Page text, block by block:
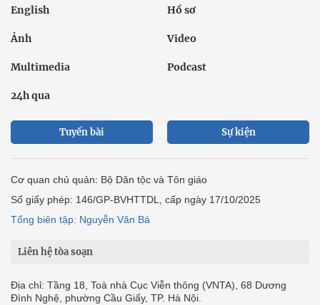
English Hồ sơ
Ảnh Video
Multimedia Podcast
24h qua
Tuyến bài Sự kiện
Cơ quan chủ quản: Bộ Dân tộc và Tôn giáo
Số giấy phép: 146/GP-BVHTTDL, cấp ngày 17/10/2025
Tổng biên tập: Nguyễn Văn Bá
Liên hệ tòa soạn
Địa chỉ: Tầng 18, Toà nhà Cục Viễn thông (VNTA), 68 Dương
Đình Nghệ, phường Cầu Giấy, TP. Hà Nội.